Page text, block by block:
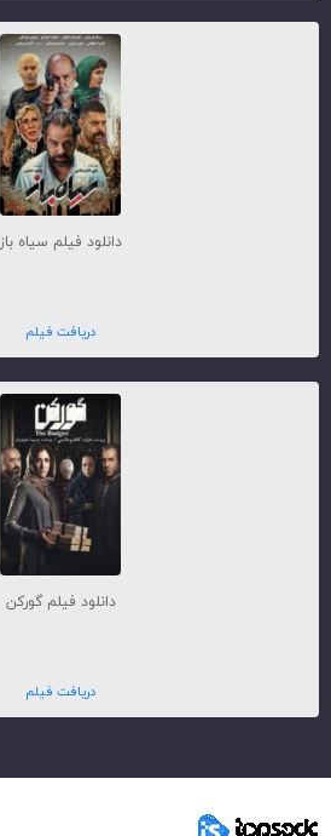
دانلود فیلم سیاه باز
دریافت فیلم
دانلود فیلم گورکن
دریافت فیلم